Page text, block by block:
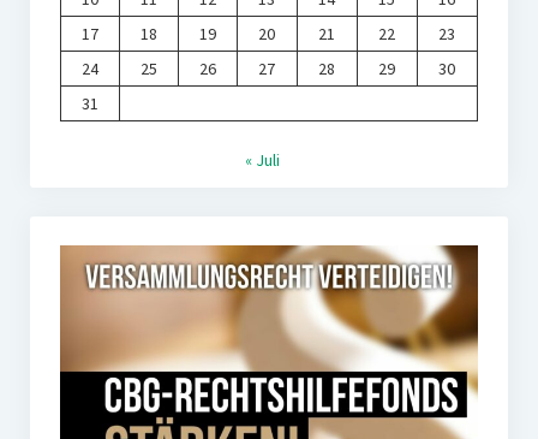
17
18 19 20 21 22
23
24
25 26 27 28 29
30
31
« Juli